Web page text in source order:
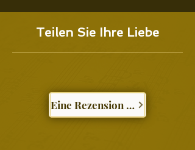
Teilen Sie Ihre Liebe
Eine Rezension schreiben